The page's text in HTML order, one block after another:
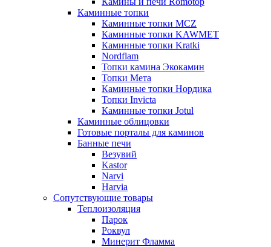
Каминные топки
Каминные топки MCZ
Каминные топки KAWMET
Каминные топки Kratki
Nordflam
Топки камина Экокамин
Топки Мета
Каминные топки Нордика
Топки Invicta
Каминные топки Jotul
Каминные облицовки
Готовые порталы для каминов
Банные печи
Везувий
Kastor
Narvi
Harvia
Сопутствующие товары
Теплоизоляция
Парок
Роквул
Минерит Фламма